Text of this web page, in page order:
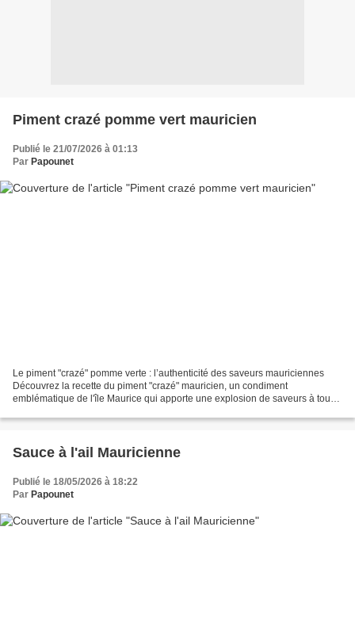
Piment crazé pomme vert mauricien
Publié le 21/07/2026 à 01:13
Par Papounet
Le piment "crazé" pomme verte : l’authenticité des saveurs mauriciennes
Découvrez la recette du piment "crazé" mauricien, un condiment
emblématique de l'île Maurice qui apporte une explosion de saveurs à tous
Sauce à l'ail Mauricienne
Publié le 18/05/2026 à 18:22
Par Papounet